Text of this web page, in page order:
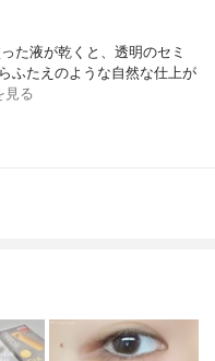
た液が乾くと、透明のセミ
ふたえのような自然な仕上が
見る